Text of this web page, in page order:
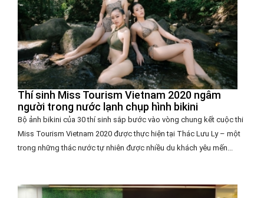
Thí sinh Miss Tourism Vietnam 2020 ngâm
người trong nước lạnh chụp hình bikini
Bộ ảnh bikini của 30 thí sinh sắp bước vào vòng chung kết cuộc thi
Miss Tourism Vietnam 2020 được thực hiện tại Thác Lưu Ly – một
trong những thác nước tự nhiên được nhiều du khách yêu mến...